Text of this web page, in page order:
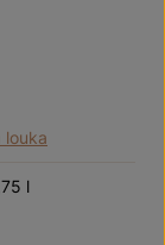
louka
l